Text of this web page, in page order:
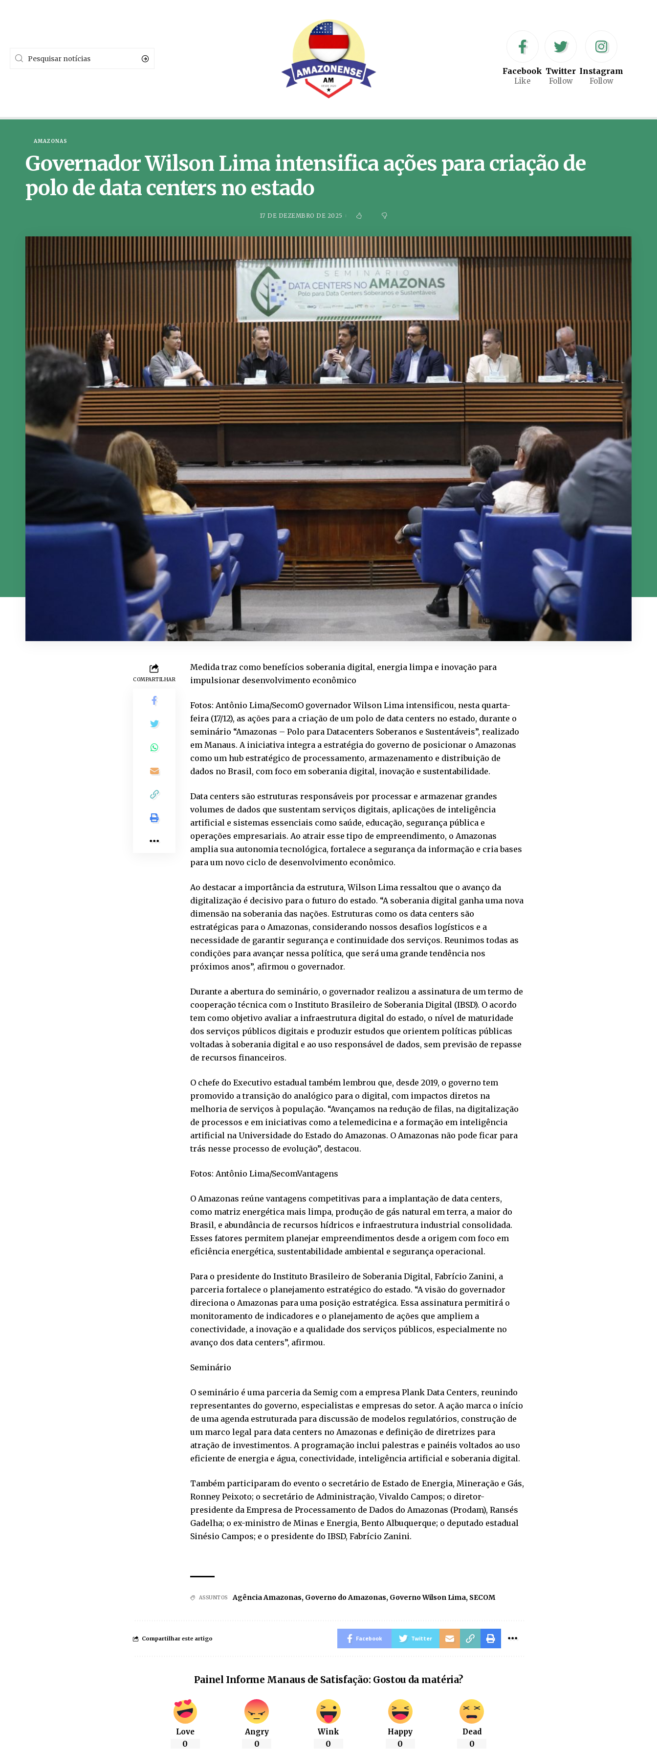
Facebook
Like
Twitter
Follow
Instagram
Follow
AMAZONAS
Governador Wilson Lima intensifica ações para criação de
polo de data centers no estado
17 DE DEZEMBRO DE 2025
COMPARTILHAR
Medida traz como benefícios soberania digital, energia limpa e inovação para
impulsionar desenvolvimento econômico
Fotos: Antônio Lima/SecomO governador Wilson Lima intensificou, nesta quarta-
feira (17/12), as ações para a criação de um polo de data centers no estado, durante o
seminário “Amazonas – Polo para Datacenters Soberanos e Sustentáveis”, realizado
em Manaus. A iniciativa integra a estratégia do governo de posicionar o Amazonas
como um hub estratégico de processamento, armazenamento e distribuição de
dados no Brasil, com foco em soberania digital, inovação e sustentabilidade.
Data centers são estruturas responsáveis por processar e armazenar grandes
volumes de dados que sustentam serviços digitais, aplicações de inteligência
artificial e sistemas essenciais como saúde, educação, segurança pública e
operações empresariais. Ao atrair esse tipo de empreendimento, o Amazonas
amplia sua autonomia tecnológica, fortalece a segurança da informação e cria bases
para um novo ciclo de desenvolvimento econômico.
Ao destacar a importância da estrutura, Wilson Lima ressaltou que o avanço da
digitalização é decisivo para o futuro do estado. “A soberania digital ganha uma nova
dimensão na soberania das nações. Estruturas como os data centers são
estratégicas para o Amazonas, considerando nossos desafios logísticos e a
necessidade de garantir segurança e continuidade dos serviços. Reunimos todas as
condições para avançar nessa política, que será uma grande tendência nos
próximos anos”, afirmou o governador.
Durante a abertura do seminário, o governador realizou a assinatura de um termo de
cooperação técnica com o Instituto Brasileiro de Soberania Digital (IBSD). O acordo
tem como objetivo avaliar a infraestrutura digital do estado, o nível de maturidade
dos serviços públicos digitais e produzir estudos que orientem políticas públicas
voltadas à soberania digital e ao uso responsável de dados, sem previsão de repasse
de recursos financeiros.
O chefe do Executivo estadual também lembrou que, desde 2019, o governo tem
promovido a transição do analógico para o digital, com impactos diretos na
melhoria de serviços à população. “Avançamos na redução de filas, na digitalização
de processos e em iniciativas como a telemedicina e a formação em inteligência
artificial na Universidade do Estado do Amazonas. O Amazonas não pode ficar para
trás nesse processo de evolução”, destacou.
Fotos: Antônio Lima/SecomVantagens
O Amazonas reúne vantagens competitivas para a implantação de data centers,
como matriz energética mais limpa, produção de gás natural em terra, a maior do
Brasil, e abundância de recursos hídricos e infraestrutura industrial consolidada.
Esses fatores permitem planejar empreendimentos desde a origem com foco em
eficiência energética, sustentabilidade ambiental e segurança operacional.
Para o presidente do Instituto Brasileiro de Soberania Digital, Fabrício Zanini, a
parceria fortalece o planejamento estratégico do estado. “A visão do governador
direciona o Amazonas para uma posição estratégica. Essa assinatura permitirá o
monitoramento de indicadores e o planejamento de ações que ampliem a
conectividade, a inovação e a qualidade dos serviços públicos, especialmente no
avanço dos data centers”, afirmou.
Seminário
O seminário é uma parceria da Semig com a empresa Plank Data Centers, reunindo
representantes do governo, especialistas e empresas do setor. A ação marca o início
de uma agenda estruturada para discussão de modelos regulatórios, construção de
um marco legal para data centers no Amazonas e definição de diretrizes para
atração de investimentos. A programação inclui palestras e painéis voltados ao uso
eficiente de energia e água, conectividade, inteligência artificial e soberania digital.
Também participaram do evento o secretário de Estado de Energia, Mineração e Gás,
Ronney Peixoto; o secretário de Administração, Vivaldo Campos; o diretor-
presidente da Empresa de Processamento de Dados do Amazonas (Prodam), Ransés
Gadelha; o ex-ministro de Minas e Energia, Bento Albuquerque; o deputado estadual
Sinésio Campos; e o presidente do IBSD, Fabrício Zanini.
ASSUNTOS Agência Amazonas, Governo do Amazonas, Governo Wilson Lima, SECOM
Compartilhar este artigo Facebook Twitter
Painel Informe Manaus de Satisfação: Gostou da matéria?
Love
0
Angry
0
Wink
0
Happy
0
Dead
0